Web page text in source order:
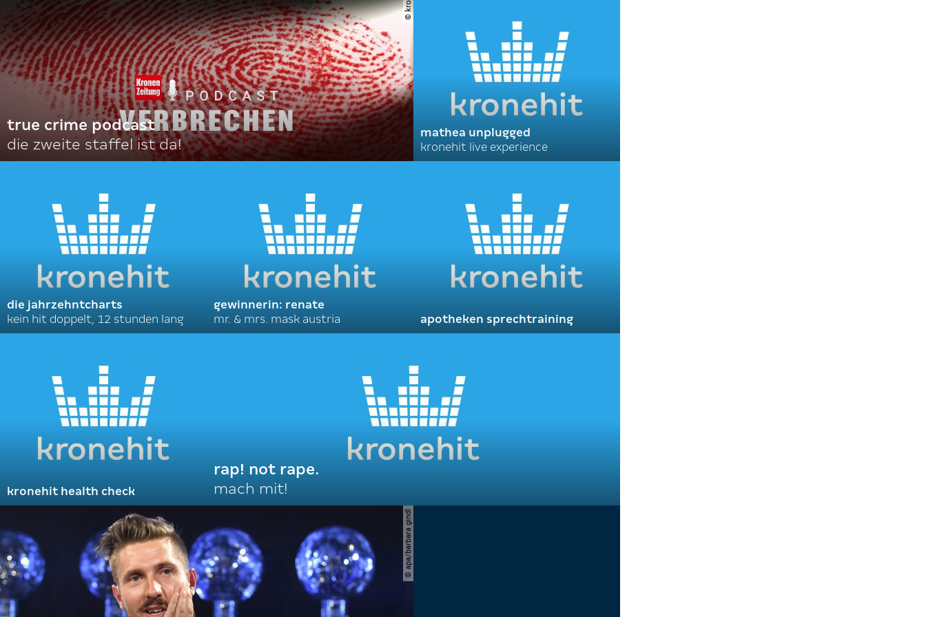
© krone
true crime podcast
die zweite staffel ist da!
mathea unplugged
kronehit live experience
die jahrzehntcharts
kein hit doppelt, 12 stunden lang
gewinnerin: renate
mr. & mrs. mask austria
apotheken sprechtraining
kronehit health check
rap! not rape.
mach mit!
© apa/barbara gindl